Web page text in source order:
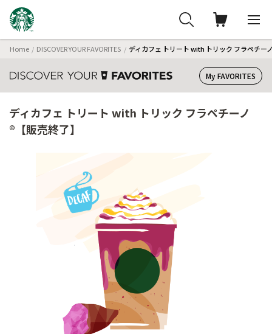
Home DISCOVER YOUR FAVORITES ディカフェ トリート with トリック フラペチー
My FAVORITES
ディカフェ トリート with トリック フラペチーノ
®【販売終了】